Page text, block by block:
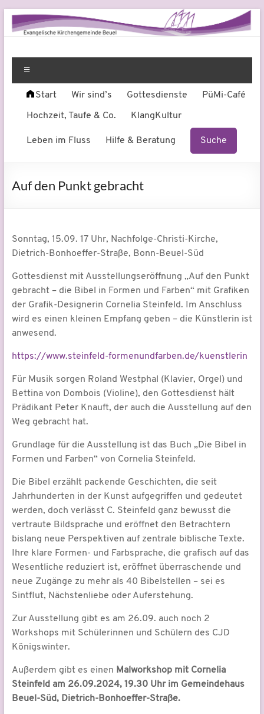
Zum
Inhalt
springen
Evangelische
Kirchengemeinde
Beuel
am
Start Wir sind’s Gottesdienste PüMi-Café
Hochzeit, Taufe & Co. KlangKultur
Leben im Fluss Hilfe & Beratung Suche
Auf den Punkt gebracht
Sonntag, 15.09. 17 Uhr, Nachfolge-Christi-Kirche,
Dietrich-Bonhoeffer-Straße, Bonn-Beuel-Süd
Gottesdienst mit Ausstellungseröffnung „Auf den Punkt
gebracht – die Bibel in Formen und Farben“ mit Grafiken
der Grafik-Designerin Cornelia Steinfeld. Im Anschluss
wird es einen kleinen Empfang geben – die Künstlerin ist
anwesend.
https://www.steinfeld-formenundfarben.de/kuenstlerin
Für Musik sorgen Roland Westphal (Klavier, Orgel) und
Bettina von Dombois (Violine), den Gottesdienst hält
Prädikant Peter Knauft, der auch die Ausstellung auf den
Weg gebracht hat.
Grundlage für die Ausstellung ist das Buch „Die Bibel in
Formen und Farben“ von Cornelia Steinfeld.
Die Bibel erzählt packende Geschichten, die seit
Jahrhunderten in der Kunst aufgegriffen und gedeutet
werden, doch verlässt C. Steinfeld ganz bewusst die
vertraute Bildsprache und eröffnet den Betrachtern
bislang neue Perspektiven auf zentrale biblische Texte.
Ihre klare Formen- und Farbsprache, die grafisch auf das
Wesentliche reduziert ist, eröffnet überraschende und
neue Zugänge zu mehr als 40 Bibelstellen – sei es
Sintflut, Nächstenliebe oder Auferstehung.
Zur Ausstellung gibt es am 26.09. auch noch 2
Workshops mit Schülerinnen und Schülern des CJD
Königswinter.
Außerdem gibt es einen Malworkshop mit Cornelia
Steinfeld am 26.09.2024, 19.30 Uhr im Gemeindehaus
Beuel-Süd, Dietrich-Bonhoeffer-Straße.